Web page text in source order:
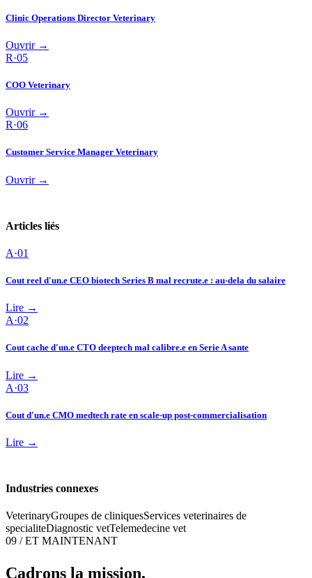
Clinic Operations Director Veterinary
Ouvrir →
R·05
COO Veterinary
Ouvrir →
R·06
Customer Service Manager Veterinary
Ouvrir →
Articles liés
A·01
Cout reel d'un.e CEO biotech Series B mal recrute.e : au-dela du salaire
Lire →
A·02
Cout cache d'un.e CTO deeptech mal calibre.e en Serie A sante
Lire →
A·03
Cout d'un.e CMO medtech rate en scale-up post-commercialisation
Lire →
Industries connexes
VeterinaryGroupes de cliniquesServices veterinaires de
specialiteDiagnostic vetTelemedecine vet
09 / ET MAINTENANT
Cadrons la mission,